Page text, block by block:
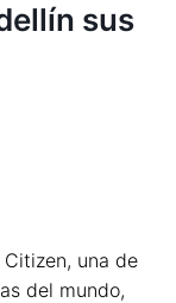
sus
una de
del mundo,